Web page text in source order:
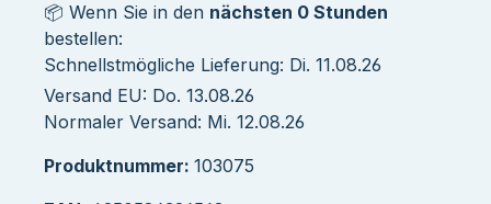
📦 Wenn Sie in den nächsten 0 Stunden
bestellen:
Schnellstmögliche Lieferung: Di. 11.08.26
Versand EU: Do. 13.08.26
Normaler Versand: Mi. 12.08.26
Produktnummer: 103075